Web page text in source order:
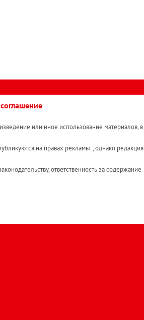
или иное использование материалов, в
на правах рекламы. , однако редакция
ответственность за содержание